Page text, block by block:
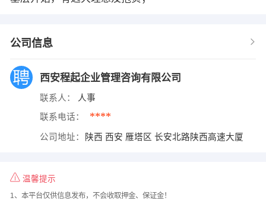
公司信息
西安程起企业管理咨询有限公司
联系人： 人事
联系电话： ****
公司地址： 陕西 西安 雁塔区 长安北路陕西高速大厦
温馨提示
1、本平台仅供信息发布，不会收取押金、保证金！